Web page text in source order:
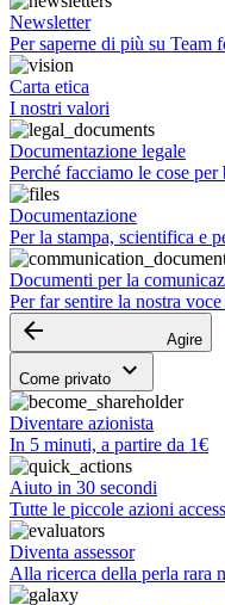
Newsletter
Per saperne di più su Team
Carta etica
I nostri valori
Documentazione legale
Perché facciamo le cose per
Documentazione
Per la stampa, scientifica e
Documenti per la
Per far sentire la nostra
arrow_backward Agire
Come privato keyboard_arrow_down
Diventare azionista
In 5 minuti, a partire da 1€
Aiuto in 30 secondi
Tutte le piccole azioni
Diventa assessor
Alla ricerca della perla rara